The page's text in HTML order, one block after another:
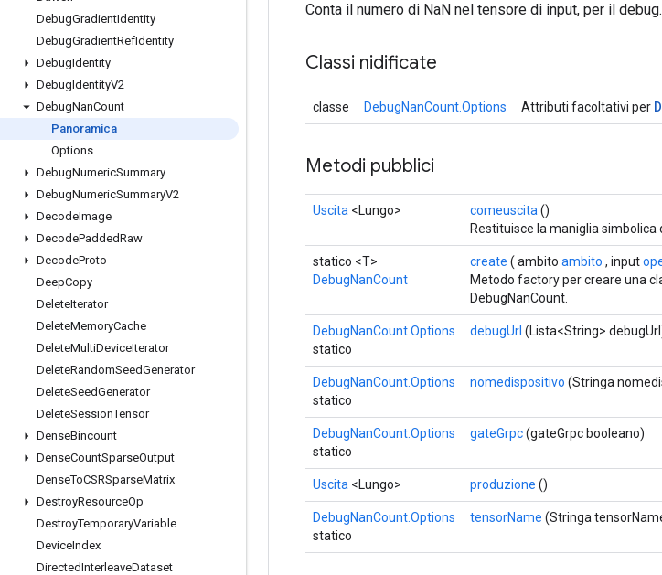
DebugGradientIdentity
DebugGradientRefIdentity
DebugIdentity
DebugIdentityV2
DebugNanCount
Panoramica
Options
DebugNumericSummary
DebugNumericSummaryV2
DecodeImage
DecodePaddedRaw
DecodeProto
DeepCopy
DeleteIterator
DeleteMemoryCache
DeleteMultiDeviceIterator
DeleteRandomSeedGenerator
DeleteSeedGenerator
DeleteSessionTensor
DenseBincount
DenseCountSparseOutput
DenseToCSRSparseMatrix
DestroyResourceOp
DestroyTemporaryVariable
DeviceIndex
DirectedInterleaveDataset
Conta il numero di NaN nel tensore di input, per il debug.
Classi nidificate
classe DebugNanCount.Options Attributi facoltativi per
Metodi pubblici
Uscita <Lungo> comeuscita ()
Restituisce la maniglia simbolica
statico <T>
DebugNanCount
create ( ambito ambito , input
Metodo factory per creare una
DebugNanCount.
DebugNanCount.Options
statico
debugUrl (Lista<String>
DebugNanCount.Options
statico
nomedispositivo (Stringa
DebugNanCount.Options
statico
gateGrpc(gateGrpc booleano)
Uscita <Lungo> produzione ()
DebugNanCount.Options
statico
tensorName (Stringa